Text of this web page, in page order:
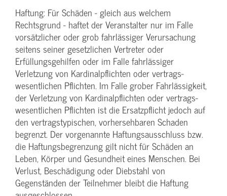
Haftung: Für Schäden - gleich aus welchem
Rechtsgrund - haftet der Veranstalter nur im Falle
vorsätzlicher oder grob fahrlässiger Verursachung
seitens seiner gesetzlichen Vertreter oder
Erfüllungsgehilfen oder im Falle fahrlässiger
Verletzung von Kardinalpflichten oder vertrags­
wesentlichen Pflichten. Im Falle grober Fahrlässigkeit,
der Verletzung von Kardinalpflichten oder vertrags­
wesentlichen Pflichten ist die Ersatzpflicht jedoch auf
den vertragstypischen, vorhersehbaren Schaden
begrenzt. Der vorgenannte Haftungs­ausschluss bzw.
die Haftungs­begrenzung gilt nicht für Schäden an
Leben, Körper und Gesundheit eines Menschen. Bei
Verlust, Beschädigung oder Diebstahl von
Gegenständen der Teilnehmer bleibt die Haftung